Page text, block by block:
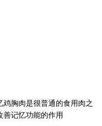
胸肉是很普通的食用肉之
善记忆功能的作用